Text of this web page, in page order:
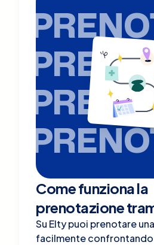
Come funziona la
prenotazione
Su Elty puoi prenotare
facilmente confrontando